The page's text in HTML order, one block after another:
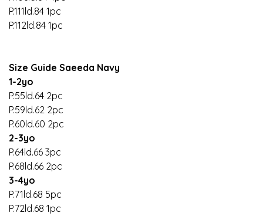
P.111ld.84 1pc
P.112ld.84 1pc
Size Guide Saeeda Navy
1-2yo
P.55ld.64 2pc
P.59ld.62 2pc
P.60ld.60 2pc
2-3yo
P.64ld.66 3pc
P.68ld.66 2pc
3-4yo
P.71ld.68 5pc
P.72ld.68 1pc